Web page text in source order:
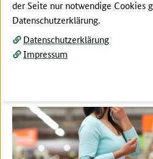
Hier beginnt der Hauptinhalt dieser
Private Vorsorge
der Seite nur notwendige Cookies
Datenschutzerklärung.
Datenschutzerklärung
Impressum